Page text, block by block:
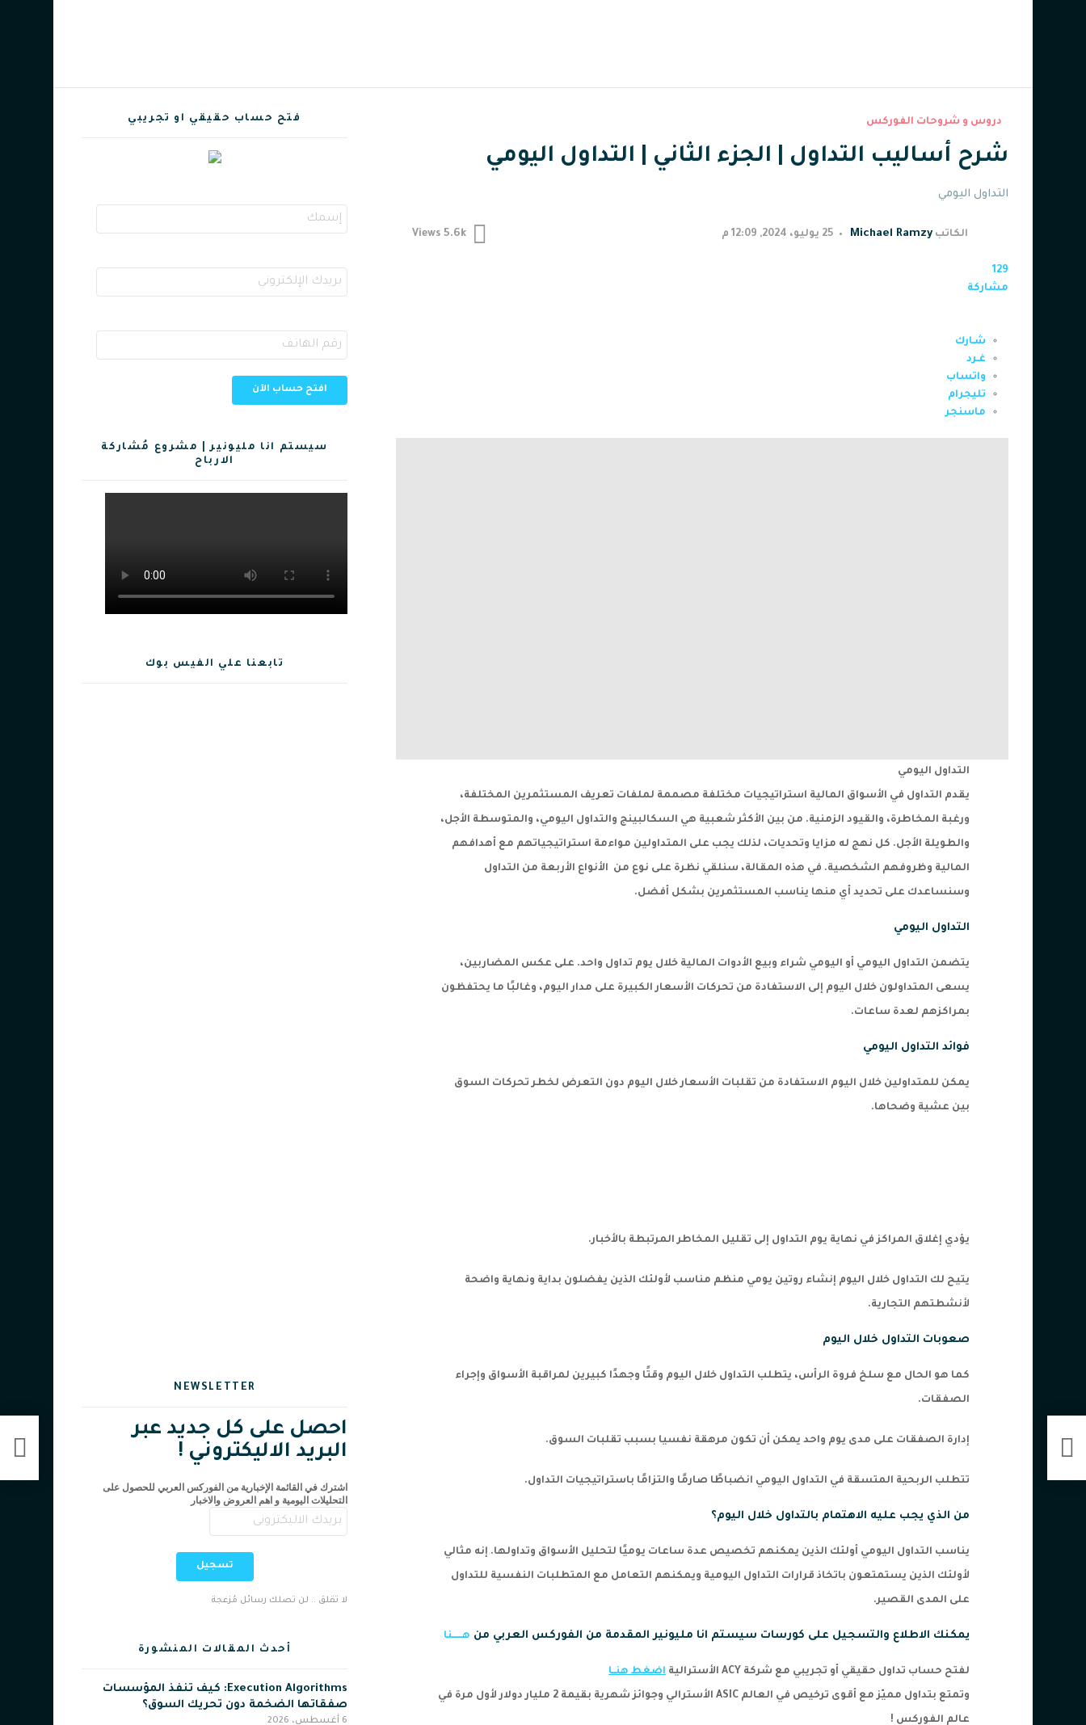
دروس و شروحات الفوركس
شرح أساليب التداول | الجزء الثاني | التداول اليومي
التداول اليومي
الكاتب Michael Ramzy 25 يوليو، 2024, 12:09 م 5.6k
Views
129
مشاركة
شـارك
غـرد
واتساب
تليجرام
ماسنجر
التداول اليومي
يقدم التداول في الأسواق المالية استراتيجيات مختلفة مصممة لملفات تعريف المستثمرين المختلفة،
ورغبة المخاطرة، والقيود الزمنية. من بين الأكثر شعبية هي السكالبينج والتداول اليومي، والمتوسطة الأجل،
والطويلة الأجل. كل نهج له مزايا وتحديات، لذلك يجب على المتداولين مواءمة استراتيجياتهم مع أهدافهم
المالية وظروفهم الشخصية. في هذه المقالة، سنلقي نظرة على نوع من الأنواع الأربعة من التداول
وسنساعدك على تحديد أي منها يناسب المستثمرين بشكل أفضل.
التداول اليومي
يتضمن التداول اليومي أو اليومي شراء وبيع الأدوات المالية خلال يوم تداول واحد. على عكس المضاربين،
يسعى المتداولون خلال اليوم إلى الاستفادة من تحركات الأسعار الكبيرة على مدار اليوم، وغالبًا ما يحتفظون
بمراكزهم لعدة ساعات.
فوائد التداول اليومي
يمكن للمتداولين خلال اليوم الاستفادة من تقلبات الأسعار خلال اليوم دون التعرض لخطر تحركات السوق
بين عشية وضحاها.
يؤدي إغلاق المراكز في نهاية يوم التداول إلى تقليل المخاطر المرتبطة بالأخبار.
يتيح لك التداول خلال اليوم إنشاء روتين يومي منظم مناسب لأولئك الذين يفضلون بداية ونهاية واضحة
لأنشطتهم التجارية.
صعوبات التداول خلال اليوم
كما هو الحال مع سلخ فروة الرأس، يتطلب التداول خلال اليوم وقتًا وجهدًا كبيرين لمراقبة الأسواق وإجراء
الصفقات.
إدارة الصفقات على مدى يوم واحد يمكن أن تكون مرهقة نفسيا بسبب تقلبات السوق.
تتطلب الربحية المتسقة في التداول اليومي انضباطًا صارمًا والتزامًا باستراتيجيات التداول.
من الذي يجب عليه الاهتمام بالتداول خلال اليوم؟
يناسب التداول اليومي أولئك الذين يمكنهم تخصيص عدة ساعات يوميًا لتحليل الأسواق وتداولها. إنه مثالي
لأولئك الذين يستمتعون باتخاذ قرارات التداول اليومية ويمكنهم التعامل مع المتطلبات النفسية للتداول
على المدى القصير.
يمكنك الاطلاع والتسجيل على كورسات سيستم انا مليونير المقدمة من الفوركس العربي من هــــــنا
لفتح حساب تداول حقيقي أو تجريبي مع شركة ACY الأسترالية اضغط هنــا
وتمتع بتداول مميّز مع أقوى ترخيص في العالم ASIC الأسترالي وجوائز شهرية بقيمة 2 مليار دولار لأول مرة في
عالم الفوركس !
شرح
فتح حساب حقيقي او تجريبي
سيستم انا مليونير | مشروع مُشاركة
الارباح
تابعنا علي الفيس بوك
NEWSLETTER
احصل على كل جديد عبر
البريد الاليكتروني !
اشترك في القائمة الإخبارية من الفوركس العربي للحصول على
التحليلات اليومية و اهم العروض والاخبار
تسجيل
لا تقلق .. لن تصلك رسائل مُزعجة
أحدث المقالات المنشورة
Execution Algorithms: كيف تنفذ المؤسسات
صفقاتها الضخمة دون تحريك السوق؟
6 أغسطس، 2026